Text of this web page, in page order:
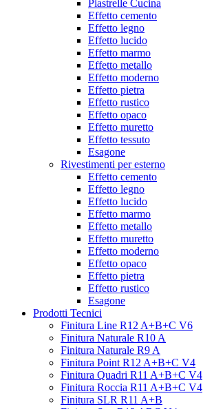
Piastrelle Cucina
Effetto cemento
Effetto legno
Effetto lucido
Effetto marmo
Effetto metallo
Effetto moderno
Effetto pietra
Effetto rustico
Effetto opaco
Effetto muretto
Effetto tessuto
Esagone
Rivestimenti per esterno
Effetto cemento
Effetto legno
Effetto lucido
Effetto marmo
Effetto metallo
Effetto muretto
Effetto moderno
Effetto opaco
Effetto pietra
Effetto rustico
Esagone
Prodotti Tecnici
Finitura Line R12 A+B+C V6
Finitura Naturale R10 A
Finitura Naturale R9 A
Finitura Point R12 A+B+C V4
Finitura Quadri R11 A+B+C V4
Finitura Roccia R11 A+B+C V4
Finitura SLR R11 A+B